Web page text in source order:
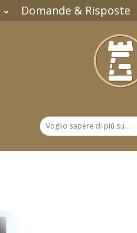
Domande & Risposte